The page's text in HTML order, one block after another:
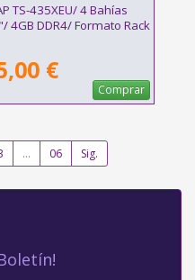
TS-435XEU/ 4 Bahías
4GB DDR4/ Formato Rack
€
Comprar
... 06 Sig.